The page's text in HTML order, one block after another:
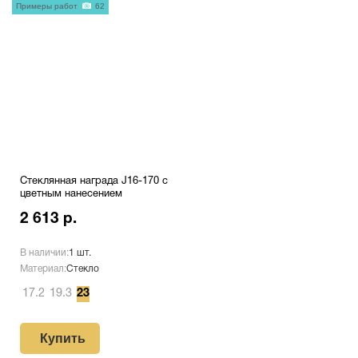
Стеклянная награда J16-170 с
цветным нанесением
2 613 р.
В наличии:1 шт.
Материал:Стекло
17.2 19.3 23
Купить
Примеры работ 62